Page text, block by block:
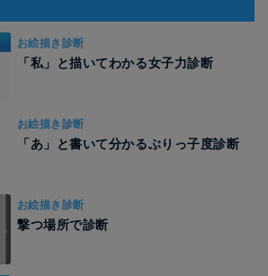
お絵描き診断
「私」と描いてわかる女子力診断
お絵描き診断
「あ」と書いて分かるぶりっ子度診断
お絵描き診断
撃つ場所で診断